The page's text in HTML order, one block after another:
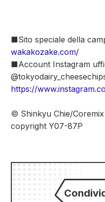
■Sito speciale della
wakakozake.com/
■Account Instagram
https://
© Shinkyu Chie/
copyright Y07-87P